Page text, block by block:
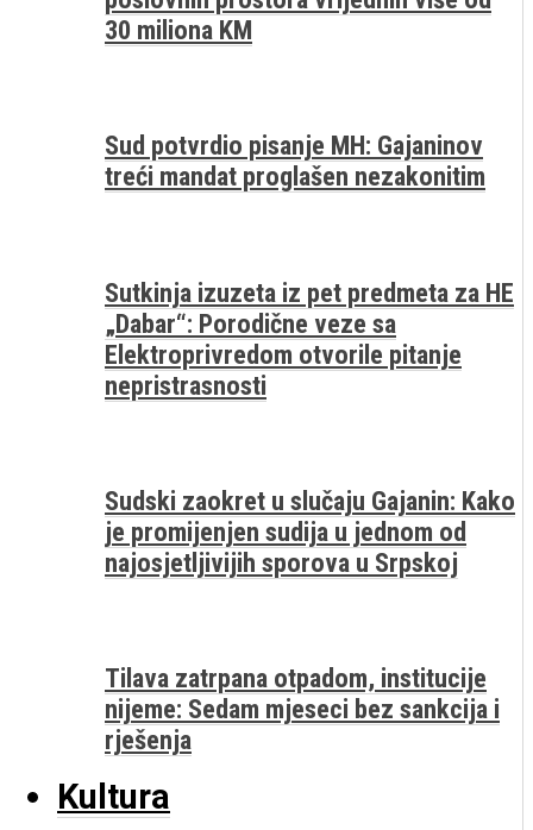
30 miliona KM
Sud potvrdio pisanje MH: Gajaninov
treći mandat proglašen nezakonitim
Sutkinja izuzeta iz pet predmeta za HE
„Dabar“: Porodične veze sa
Elektroprivredom otvorile pitanje
nepristrasnosti
Sudski zaokret u slučaju Gajanin: Kako
je promijenjen sudija u jednom od
najosjetljivijih sporova u Srpskoj
Tilava zatrpana otpadom, institucije
nijeme: Sedam mjeseci bez sankcija i
rješenja
Kultura